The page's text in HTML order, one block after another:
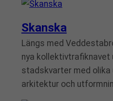
Skanska
Längs med
nya
stadskvarter med olika
arkitektur och